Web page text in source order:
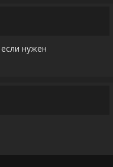
нужен